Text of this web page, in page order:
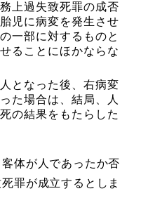
上過失致死罪の成否
児に病変を発生させ
一部に対するものと
ることにほかならな
となった後、右病変
た場合は、結局、人
の結果をもたらした
体が人であったか否
罪が成立するとしま